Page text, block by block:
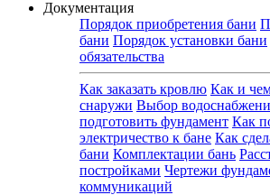
Документация
Порядок приобретения бани
бани Порядок установки бани
обязательства
Как заказать кровлю Как и
снаружи Выбор
подготовить фундамент Как
электричество к бане Как
бани Комплектации бань
постройками Чертежи
коммуникаций